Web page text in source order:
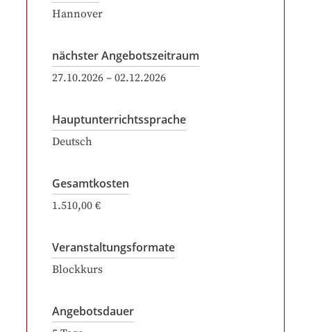
Hannover
nächster Angebotszeitraum
27.10.2026 – 02.12.2026
Hauptunterrichtssprache
Deutsch
Gesamtkosten
1.510,00 €
Veranstaltungsformate
Blockkurs
Angebotsdauer